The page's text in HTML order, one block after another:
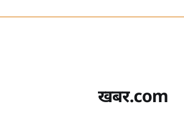
खबर.com